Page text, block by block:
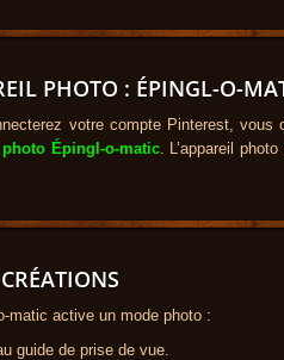
PHOTO : ÉPINGL-O-
votre compte Pinterest, vous
Épingl-o-matic. L’appareil
matic active un mode photo :
guide de prise de vue.